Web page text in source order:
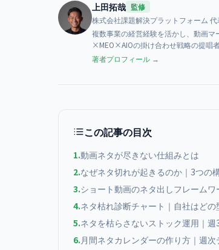
上田拓哉 監修
株式会社課題解決プラットフォーム 代
複数事業の経営経験を活かし、動画
×MEO×AIOの掛け合わせ戦略の提唱者
著者プロフィール →
この記事の目次
1.動画ネタが尽きない仕組みとは
2.なぜネタ切れが起きるのか｜3つの
3.ショート動画のネタ出しフレームワ
4.ネタ枯れ診断チャート｜自社はど
5.ネタを枯らさないストック運用｜
6.月間ネタカレンダーの作り方｜週